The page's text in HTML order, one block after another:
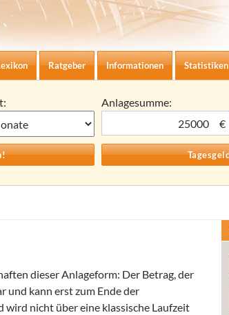
Ratgeber Informationen Statistiken
Anlagesumme:
€
dieser Anlageform: Der Betrag, der
und kann erst zum Ende der
nicht über eine klassische Laufzeit